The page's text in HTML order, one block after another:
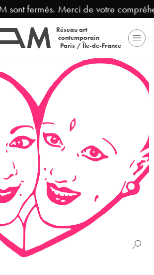
fermés. Merci de votre
Réseau art
contemporain
Paris / Île-de-France